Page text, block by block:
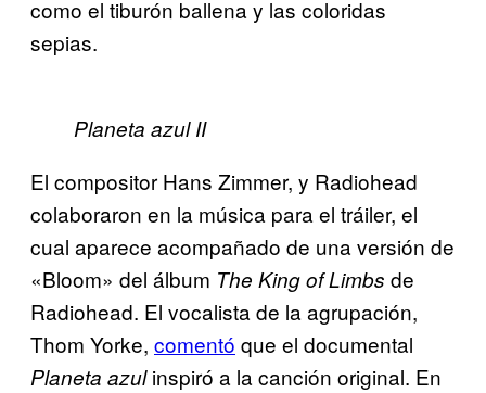
como el tiburón ballena y las coloridas
sepias.
Planeta azul II
El compositor Hans Zimmer, y Radiohead
colaboraron en la música para el tráiler, el
cual aparece acompañado de una versión de
«Bloom» del álbum The King of Limbs de
Radiohead. El vocalista de la agrupación,
Thom Yorke, comentó que el documental
Planeta azulinspiró a la canción original. En